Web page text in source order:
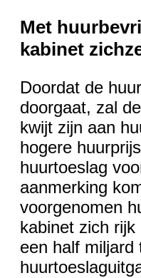
Met
kabinet
Doordat de
doorgaat, zal
kwijt zijn aan
hogere
huurtoeslag
aanmerking
voorgenomen
kabinet zich
een half miljard